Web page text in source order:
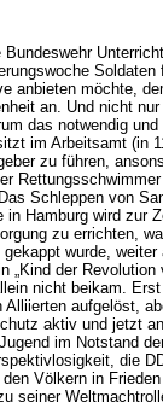
anbieten möchte,
an. Und nicht
das notwendig
im Arbeitsamt (in
zu führen,
Schleppen von
Hamburg wird zur
zu errichten,
wurde,
der Revolution
nicht beikam.
aufgelöst,
aktiv und jetzt
im Notstand
die
Völkern in
seiner